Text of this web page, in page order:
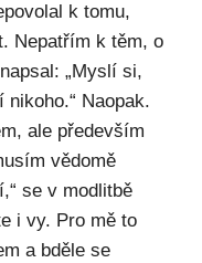
k tomu,
Nepatřím k těm, o
„Myslí si,
Naopak.
ale především
vědomě
se v modlitbě
i vy. Pro mě to
a bděle se